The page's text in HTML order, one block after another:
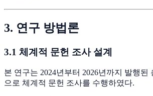
3. 연구 방법론
3.1 체계적 문헌 조사 설계
본 연구는 2024년부터 2026년까지 발행된
으로 체계적 문헌 조사를 수행하였다.